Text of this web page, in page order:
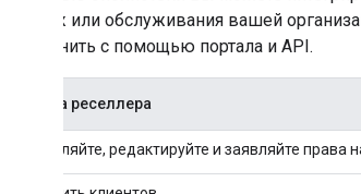
продаж или обслуживания вашей
выполнить с помощью портала и API.
Задача реселлера
Добавляйте, редактируйте и заявляйте права